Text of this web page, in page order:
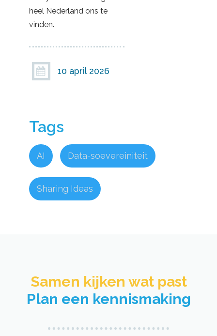
heel Nederland ons te
vinden.
 10 april 2026
Tags
AI | Data-soevereiniteit
Sharing Ideas
Samen kijken wat past​
Plan een kennismaking